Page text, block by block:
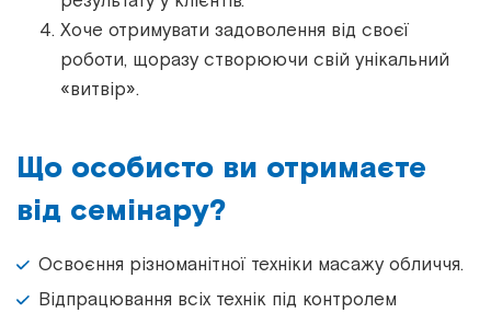
Хоче отримувати задоволення від своєї
роботи, щоразу створюючи свій унікальний
«витвір».
Що особисто ви отримаєте
від семінару?
Освоєння різноманітної техніки масажу обличчя.
Відпрацювання всіх технік під контролем